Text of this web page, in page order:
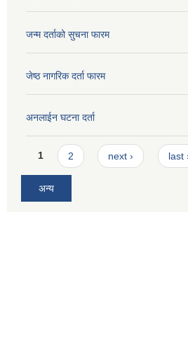
जन्म दर्ताको सुचना फारम
जेष्ठ नागरिक दर्ता फारम
अनलाईन घटना दर्ता
Pages
1 2 next › last
अन्य